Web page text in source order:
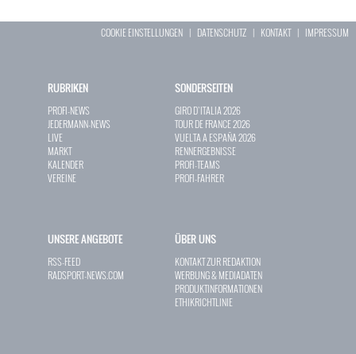
COOKIE EINSTELLUNGEN | DATENSCHUTZ | KONTAKT| IMPRESSUM
RUBRIKEN
PROFI-NEWS
JEDERMANN-NEWS
LIVE
MARKT
KALENDER
VEREINE
SONDERSEITEN
GIRO D`ITALIA 2026
TOUR DE FRANCE 2026
VUELTA A ESPAÑA 2026
RENNERGEBNISSE
PROFI-TEAMS
PROFI-FAHRER
UNSERE ANGEBOTE
RSS-FEED
RADSPORT-NEWS.COM
ÜBER UNS
KONTAKT ZUR REDAKTION
WERBUNG & MEDIADATEN
PRODUKTINFORMATIONEN
ETHIKRICHTLINIE